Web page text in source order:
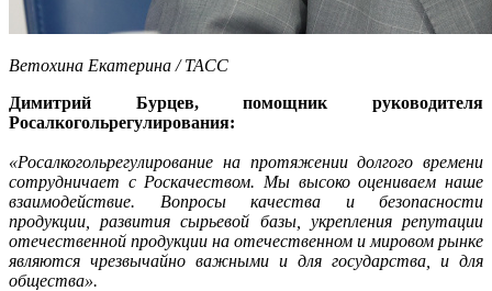
Ветохина Екатерина / ТАСС
Димитрий Бурцев, помощник руководителя
Росалкогольрегулирования:
«Росалкогольрегулирование на протяжении долгого времени
сотрудничает с Роскачеством. Мы высоко оцениваем наше
взаимодействие. Вопросы качества и безопасности
продукции, развития сырьевой базы, укрепления репутации
отечественной продукции на отечественном и мировом рынке
являются чрезвычайно важными и для государства, и для
общества».